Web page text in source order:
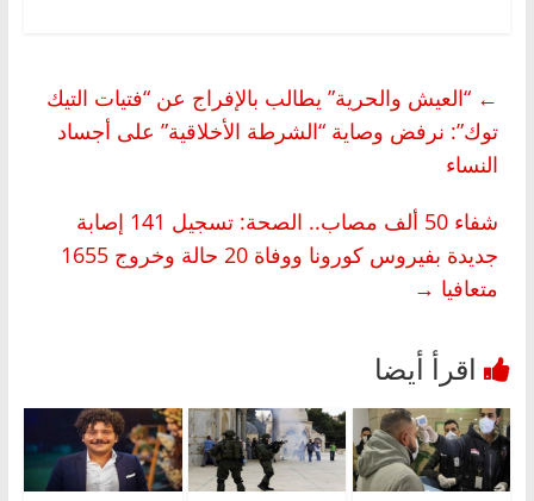
← “العيش والحرية” يطالب بالإفراج عن “فتيات التيك
توك”: نرفض وصاية “الشرطة الأخلاقية” على أجساد
النساء
شفاء 50 ألف مصاب.. الصحة: تسجيل 141 إصابة
جديدة بفيروس كورونا ووفاة 20 حالة وخروج 1655
متعافيا →